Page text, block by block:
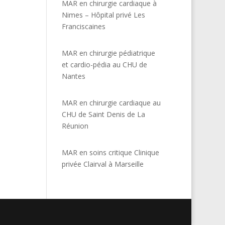
MAR en chirurgie cardiaque à
Nimes – Hôpital privé Les
Franciscaines
MAR en chirurgie pédiatrique
et cardio-pédia au CHU de
Nantes
MAR en chirurgie cardiaque au
CHU de Saint Denis de La
Réunion
MAR en soins critique Clinique
privée Clairval à Marseille